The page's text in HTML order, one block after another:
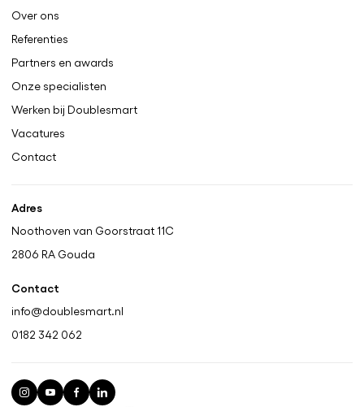
Over ons
Referenties
Partners en awards
Onze specialisten
Werken bij Doublesmart
Vacatures
Contact
Adres
Noothoven van Goorstraat 11C
2806 RA Gouda
Contact
info@doublesmart.nl
0182 342 062